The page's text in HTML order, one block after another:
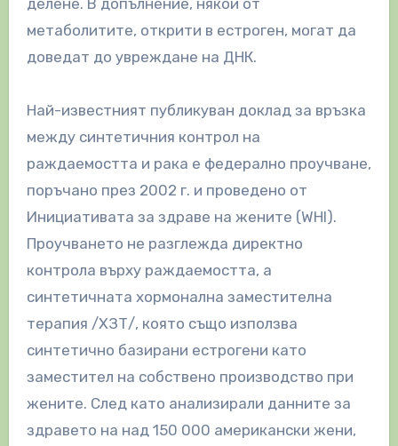
делене. В допълнение, някои от
метаболитите, открити в естроген, могат да
доведат до увреждане на ДНК.
Най-известният публикуван доклад за връзка
между синтетичния контрол на
раждаемостта и рака е федерално проучване,
поръчано през 2002 г. и проведено от
Инициативата за здраве на жените (WHI).
Проучването не разглежда директно
контрола върху раждаемостта, а
синтетичната хормонална заместителна
терапия /ХЗТ/, която също използва
синтетично базирани естрогени като
заместител на собствено производство при
жените. След като анализирали данните за
здравето на над 150 000 американски жени,